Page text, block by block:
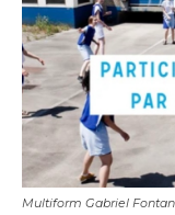
Multiform Gabriel